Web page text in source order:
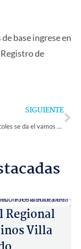
base ingrese en
de
SIGUIENTE
Este miércoles se da el vamos a la tradicional Feria Costumbrista de Paihuano
Regional
Villa